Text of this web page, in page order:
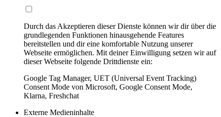
Durch das Akzeptieren dieser Dienste können wir dir über die
grundlegenden Funktionen hinausgehende Features
bereitstellen und dir eine komfortable Nutzung unserer
Webseite ermöglichen. Mit deiner Einwilligung setzen wir auf
dieser Webseite folgende Drittdienste ein:
Google Tag Manager, UET (Universal Event Tracking)
Consent Mode von Microsoft, Google Consent Mode,
Klarna, Freshchat
Externe Medieninhalte